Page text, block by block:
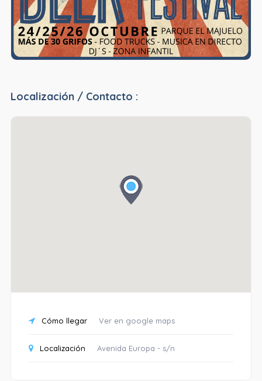
Localización / Contacto :
Cómo llegar Ver en google maps
Localización Avenida Europa - s/n